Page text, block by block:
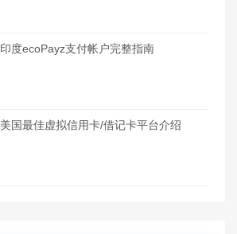
印度ecoPayz支付帐户完整指南
美国最佳虚拟信用卡/借记卡平台介绍